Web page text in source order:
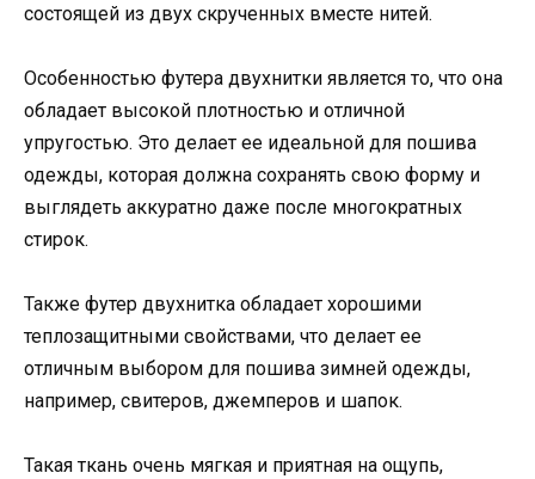
состоящей из двух скрученных вместе нитей.
Особенностью футера двухнитки является то, что она
обладает высокой плотностью и отличной
упругостью. Это делает ее идеальной для пошива
одежды, которая должна сохранять свою форму и
выглядеть аккуратно даже после многократных
стирок.
Также футер двухнитка обладает хорошими
теплозащитными свойствами, что делает ее
отличным выбором для пошива зимней одежды,
например, свитеров, джемперов и шапок.
Такая ткань очень мягкая и приятная на ощупь,